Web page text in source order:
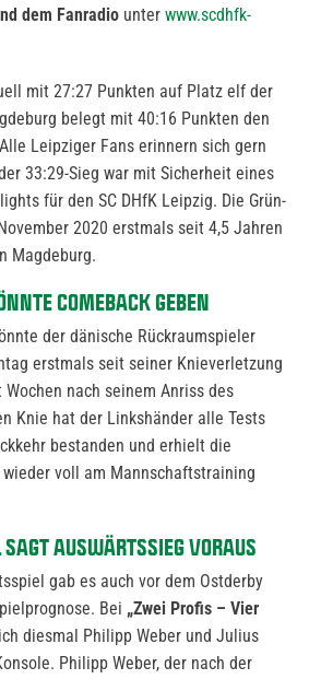
dem Fanradio unter www.scdhfk-
mit 27:27 Punkten auf Platz elf der
belegt mit 40:16 Punkten den
Leipziger Fans erinnern sich gern
33:29-Sieg war mit Sicherheit eines
für den SC DHfK Leipzig. Die Grün-
2020 erstmals seit 4,5 Jahren
Magdeburg.
COMEBACK GEBEN
der dänische Rückraumspieler
erstmals seit seiner Knieverletzung
nach seinem Anriss des
Knie hat der Linkshänder alle Tests
bestanden und erhielt die
wieder voll am Mannschaftstraining
AUSWÄRTSSIEG VORAUS
gab es auch vor dem Ostderby
Bei „Zwei Profis – Vier
diesmal Philipp Weber und Julius
Philipp Weber, der nach der